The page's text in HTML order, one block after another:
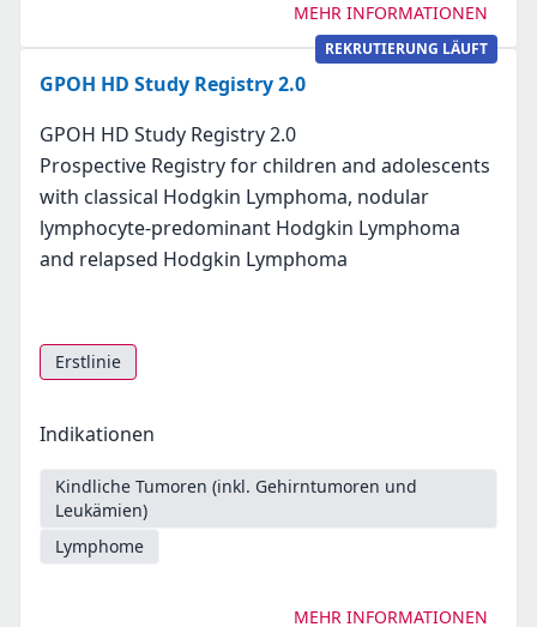
MEHR INFORMATIONEN
REKRUTIERUNG LÄUFT
GPOH HD Study Registry 2.0
GPOH HD Study Registry 2.0
Prospective Registry for children and adolescents
with classical Hodgkin Lymphoma, nodular
lymphocyte-predominant Hodgkin Lymphoma
and relapsed Hodgkin Lymphoma
Erstlinie
Indikationen
Kindliche Tumoren (inkl. Gehirntumoren und
Leukämien)
Lymphome
MEHR INFORMATIONEN